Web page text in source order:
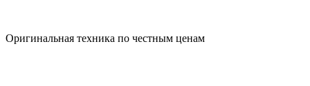
Оригинальная техника по честным ценам